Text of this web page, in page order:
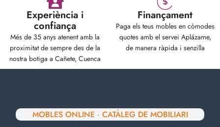
Experiència i
confiança
Més de 35 anys atenent amb la
proximitat de sempre des de la
nostra botiga a Cañete, Cuenca
Finançament
Paga els teus mobles en còmodes
quotes amb el servei Aplázame,
de manera ràpida i senzilla
MOBLES ONLINE · CATÀLEG DE MOBILIARI